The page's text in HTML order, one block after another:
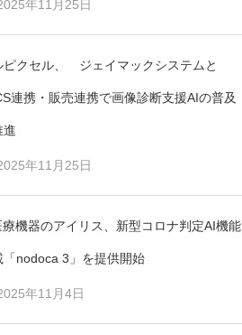
年11月25日
ピクセル、 ジェイマックシステムと
連携・販売連携で画像診断支援AIの普及
進
年11月25日
療機器のアイリス、新型コロナ判定AI機能
「nodoca 3」を提供開始
年11月4日